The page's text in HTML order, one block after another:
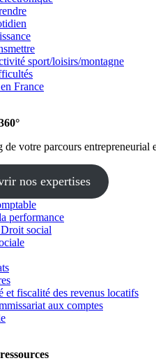
sport/loisirs/montagne
France
de votre parcours entrepreneurial
nos expertises
performance
social
et fiscalité des revenus locatifs
aux comptes